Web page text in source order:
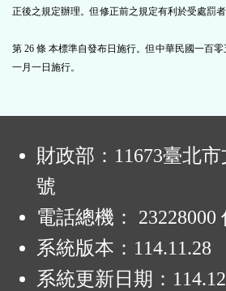
正後之規定辦理。但修正前之規定有利於受處罰者
第 26 條 本標準自發布日施行。但中華民國一百
一月一日施行。
財政部：11673臺北
號
電話總機： 23228000
系統版本： 114.11.28
系統更新日期：